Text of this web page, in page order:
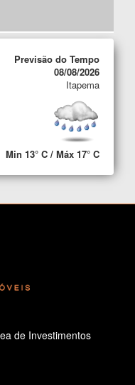
Previsão do Tempo
08/08/2026
Itapema
Min 13° C / Máx 17° C
de Investimentos